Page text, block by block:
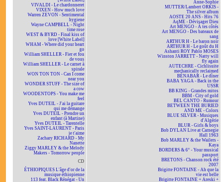
VIVALDI - Le chardonneret
VIXEN - How much love
Warren ZEVON - Sentimental
hygiene
Wayne CAMPBELL - Night
time rose
WEST & BYRD - Final kiss of
love [White Label]
WHAM - Where did your heart
go
William SHELLER - Fier et fou
de vous
William SHELLER - Le carnet à
spirale
WON TON TON - Can I come
near you
WONDER STUFF - The size of
a cow
WOODENTOPS - You make me
feel
Yves DUTEIL - J'ai la guitare
qui me démange
Yves DUTEIL - Prendre un
enfant (à Martine)
Yves DUTEIL - Tarentelle
Yves SAINT-LAURENT - Paris
je t'aime
Zachary RICHARD - My
Nanette
Ziggy MARLEY & the Melody
Makers - Tomorrow people
CD
ÉTHIOPIQUES L'âge d'or de la
musique éthiopienne
113 feat. Black Rénégat - Un
Anne-Sophie
MUTTER/Lambert ORKIS -
The silver album
AOSTE 20 ANS - Hits 76
AqME - Dévisager Dieu
Art MENGO - À tes côtés
Art MENGO - Des bateaux de
sang
ARTHUR H - Le baron noir
ARTHUR H - Le goût du H
Ashanti ROY Pablo MOSES
Winston JARRETT - Natty will
fly again
AUTECHRE - Cichlisuite
mechanically reclaimed
BÉNABAR - Le dîner
BABA YAGA - Back in the
USSR
BB KING - Grandes mitos
BBM - City of gold
BEL CANTO - Rumour
BETWEEN THE BURIED
AND ME - Colors
BLUE SILVER - Musiques
d'Algérie
BLUR - Girls & boys
Bob DYLAN Live at Carnegie
Hall 1963
Bob MARLEY & the Wailers -
Kaya
BORDERS & 6° - Your musical
passport
BRETONS - Chanson rock été
2007
Brigitte FONTAINE - Ah que la
vie est belle
Brigitte FONTAINE + Areski +